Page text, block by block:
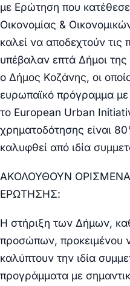
με Ερώτηση που
Οικονομίας &
καλεί να αποδεχτούν τις
υπέβαλαν επτά Δήμοι
ο Δήμος Κοζάνης, οι
ευρωπαϊκό πρόγραμμα
το European Urban
χρηματοδότησης είναι
καλυφθεί από ιδία
ΑΚΟΛΟΥΘΟΥΝ
ΕΡΩΤΗΣΗΣ:
Η στήριξη των Δήμων,
προσώπων, προκειμένου
καλύπτουν την ιδία
προγράμματα με